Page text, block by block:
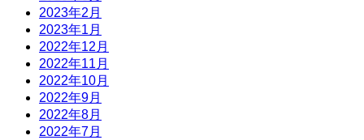
2023年2月
2023年1月
2022年12月
2022年11月
2022年10月
2022年9月
2022年8月
2022年7月